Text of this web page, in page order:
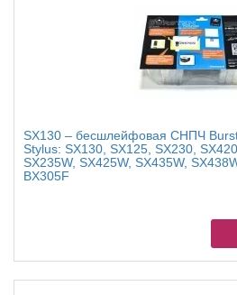
SX130 – бесшлейфовая СНПЧ
Stylus: SX130, SX125, SX230,
SX235W, SX425W, SX435W,
BX305F